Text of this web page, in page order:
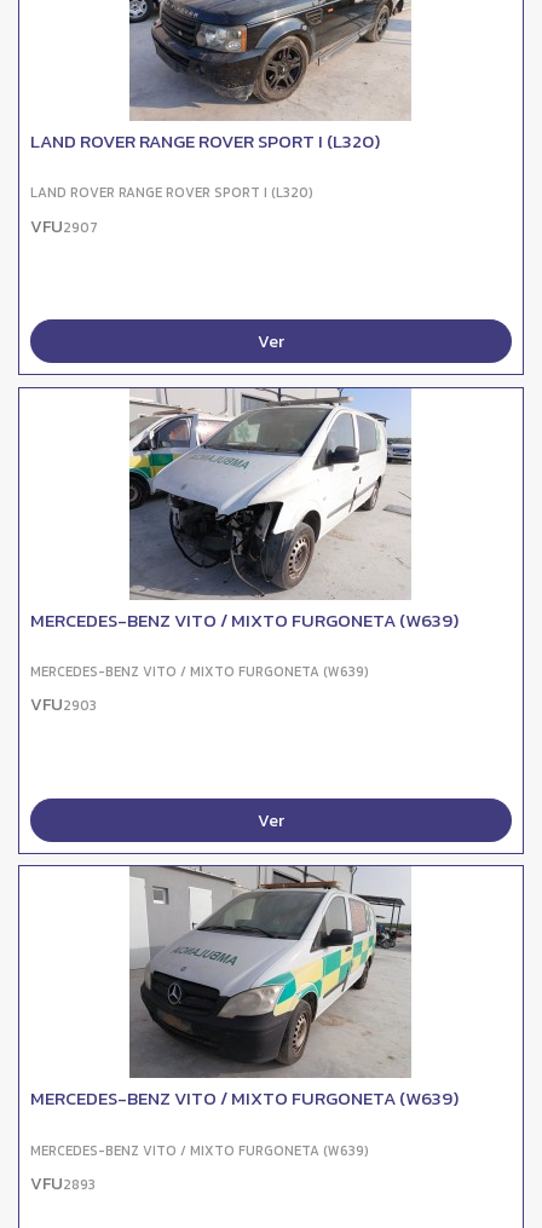
LAND ROVER RANGE ROVER SPORT I (L320)
LAND ROVER RANGE ROVER SPORT I (L320)
VFU2907
Ver
MERCEDES-BENZ VITO / MIXTO FURGONETA (W639)
MERCEDES-BENZ VITO / MIXTO FURGONETA (W639)
VFU2903
Ver
MERCEDES-BENZ VITO / MIXTO FURGONETA (W639)
MERCEDES-BENZ VITO / MIXTO FURGONETA (W639)
VFU2893